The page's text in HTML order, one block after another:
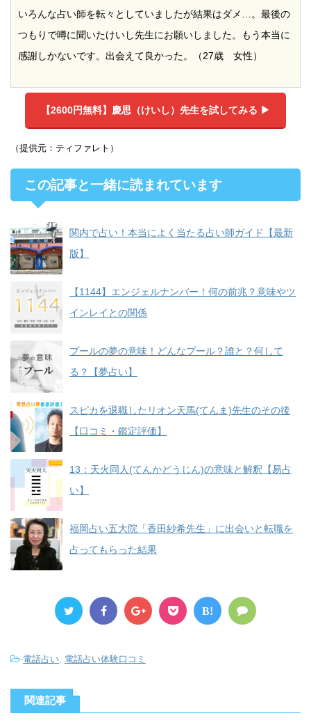
いろんな占い師を転々としていましたが結果はダメ…。最後の
つもりで噂に聞いたけいし先生にお願いしました。もう本当に
感謝しかないです。出会えて良かった。（27歳 女性）
【2600円無料】 慶思（けいし）先生を試してみる ▶︎
（提供元：ティファレト）
この記事と一緒に読まれています
関内で占い！本当によく当たる占い師ガイド【最新
版】
【1144】エンジェルナンバー！何の前兆？意味やツ
インレイとの関係
プールの夢の意味！どんなプール？誰と？何して
る？【夢占い】
スピカを退職したリオン天馬(てんま)先生のその後
【口コミ・鑑定評価】
13：天火同人(てんかどうじん)の意味と解釈【易占
い】
福岡占い五大院「香田紗希先生」に出会いと転職を
占ってもらった結果
B!
-電話占い, 電話占い体験口コミ
関連記事